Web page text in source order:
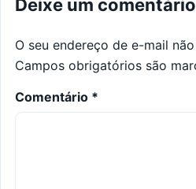
Deixe um comentário
O seu endereço de e-mail
Campos obrigatórios são
Comentário *